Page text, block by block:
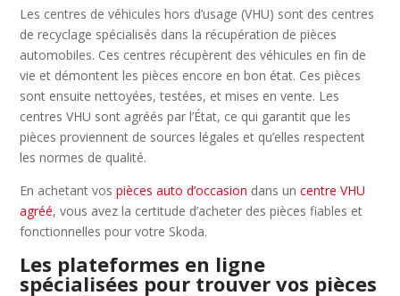
Les centres de véhicules hors d’usage (VHU) sont des centres
de recyclage spécialisés dans la récupération de pièces
automobiles. Ces centres récupèrent des véhicules en fin de
vie et démontent les pièces encore en bon état. Ces pièces
sont ensuite nettoyées, testées, et mises en vente. Les
centres VHU sont agréés par l’État, ce qui garantit que les
pièces proviennent de sources légales et qu’elles respectent
les normes de qualité.
En achetant vospièces auto d’occasion dans uncentre VHU
agréé, vous avez la certitude d’acheter des pièces fiables et
fonctionnelles pour votre Skoda.
Les plateformes en ligne
spécialisées pour trouver vos pièces